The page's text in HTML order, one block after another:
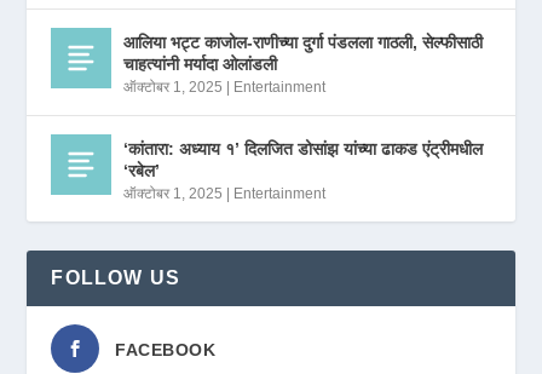
आलिया भट्ट काजोल-राणीच्या दुर्गा पंडलला गाठली, सेल्फीसाठी
चाहत्यांनी मर्यादा ओलांडली
ऑक्टोबर 1, 2025 Entertainment
‘कांतारा: अध्याय १’ दिलजित डोसांझ यांच्या ढाकड एंट्रीमधील
‘रबेल’
ऑक्टोबर 1, 2025 Entertainment
FOLLOW US
FACEBOOK